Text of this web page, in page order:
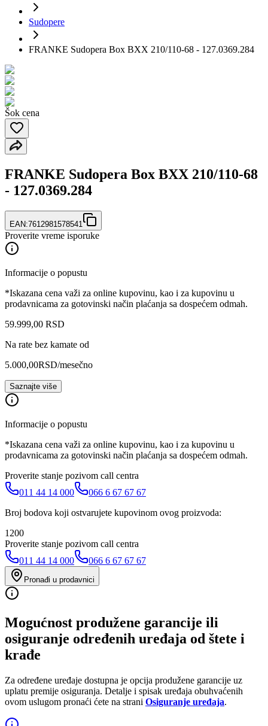
Sudopere
FRANKE Sudopera Box BXX 210/110-68 - 127.0369.284
Šok cena
FRANKE Sudopera Box BXX 210/110-68
- 127.0369.284
EAN:7612981578541
Proverite vreme isporuke
Informacije o popustu
*Iskazana cena važi za online kupovinu, kao i za kupovinu u
prodavnicama za gotovinski način plaćanja sa dospećem odmah.
59.999,00 RSD
Na rate bez kamate od
5.000,00RSD/mesečno
Saznajte više
Informacije o popustu
*Iskazana cena važi za online kupovinu, kao i za kupovinu u
prodavnicama za gotovinski način plaćanja sa dospećem odmah.
Proverite stanje pozivom call centra
011 44 14 000
066 6 67 67 67
Broj bodova koji ostvarujete kupovinom ovog proizvoda:
1200
Proverite stanje pozivom call centra
011 44 14 000
066 6 67 67 67
Pronađi u prodavnici
Mogućnost produžene garancije ili
osiguranje određenih uređaja od štete i
krađe
Za određene uređaje dostupna je opcija produžene garancije uz
uplatu premije osiguranja. Detalje i spisak uređaja obuhvaćenih
ovom uslugom pronaći ćete na strani Osiguranje uređaja.